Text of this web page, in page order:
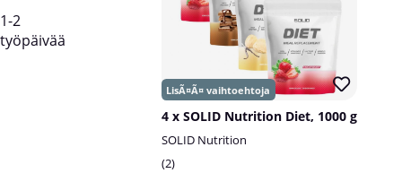
1-2
työpäivää
4 x SOLID Nutrition Diet, 1000 g
SOLID Nutrition
2